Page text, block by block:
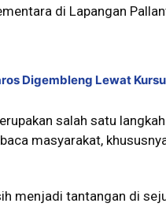
di Lapangan
Digembleng Lewat
salah satu
masyarakat,
menjadi tantangan di